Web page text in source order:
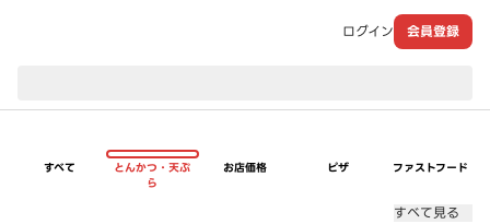
ログイン 会員登録
すべて
とんかつ・天ぷ
ら
お店価格 ピザ ファストフード
すべて見る